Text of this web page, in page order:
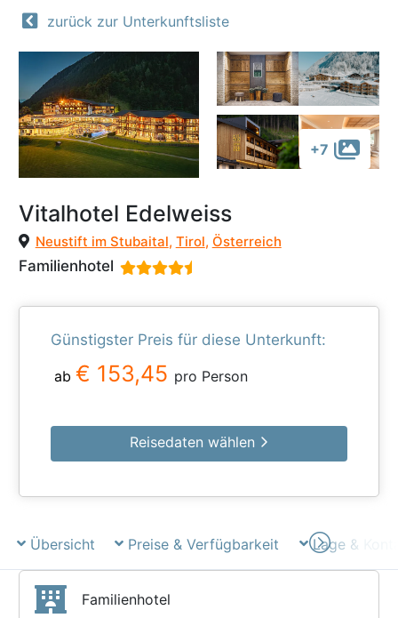
zurück zur Unterkunftsliste
+7
Vitalhotel Edelweiss
Neustift im Stubaital, Tirol, Österreich
Familienhotel
Günstigster Preis für diese Unterkunft:
ab € 153,45 pro Person
Reisedaten wählen
Übersicht Preise & Verfügbarkeit Lage &
Familienhotel